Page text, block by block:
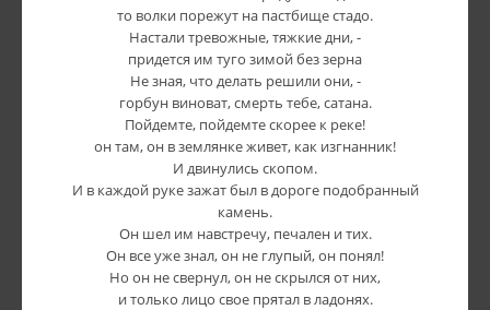
то волки порежут на пастбище стадо.
Настали тревожные, тяжкие дни, -
придется им туго зимой без зерна
Не зная, что делать решили они, -
горбун виноват, смерть тебе, сатана.
Пойдемте, пойдемте скорее к реке!
он там, он в землянке живет, как изгнанник!
И двинулись скопом.
И в каждой руке зажат был в дороге подобранный
камень.
Он шел им навстречу, печален и тих.
Он все уже знал, он не глупый, он понял!
Но он не свернул, он не скрылся от них,
и только лицо свое прятал в ладонях.